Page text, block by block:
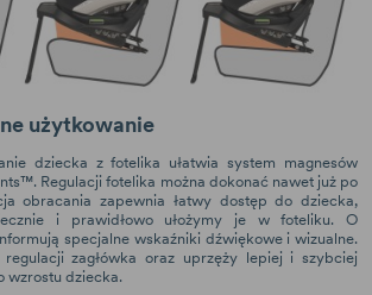
użytkowanie
dziecka z fotelika ułatwia system magnesów
Regulacji fotelika można dokonać nawet już po
obracania zapewnia łatwy dostęp do dziecka,
i prawidłowo ułożymy je w foteliku. O
specjalne wskaźniki dźwiękowe i wizualne.
regulacji zagłówka oraz uprzęży lepiej i szybciej
wzrostu dziecka.